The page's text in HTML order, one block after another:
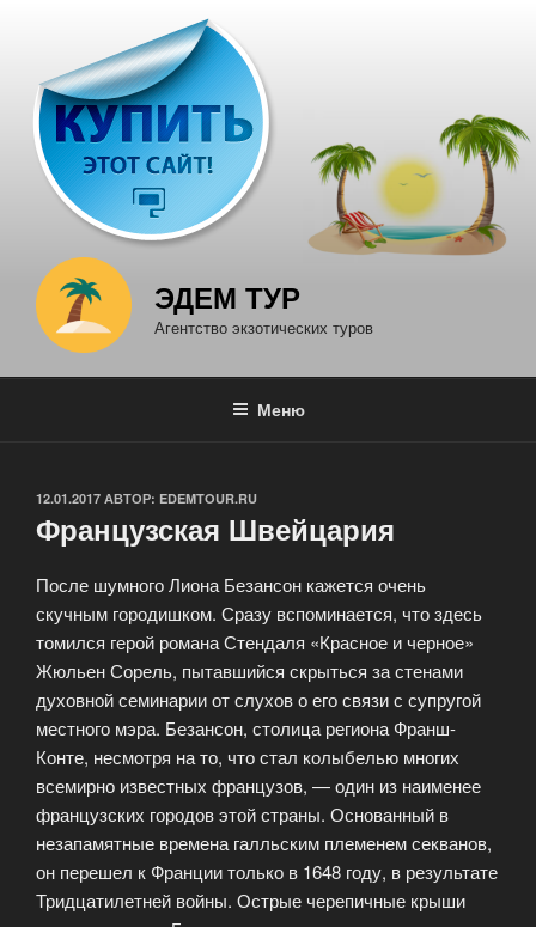
содержимому
ЭДЕМ ТУР
Агентство экзотических туров
Меню
ОПУБЛИКОВАНО
12.01.2017 АВТОР: EDEMTOUR.RU
Французская Швейцария
После шумного Лиона Безансон кажется очень
скучным городишком. Сразу вспоминается, что здесь
томился герой романа Стендаля «Красное и черное»
Жюльен Сорель, пытавшийся скрыться за стенами
духовной семинарии от слухов о его связи с супругой
местного мэра. Безансон, столица региона Франш-
Конте, несмотря на то, что стал колыбелью многих
всемирно известных французов, — один из наименее
французских городов этой страны. Основанный в
незапамятные времена галльским племенем секванов,
он перешел к Франции только в 1648 году, в результате
Тридцатилетней войны. Острые черепичные крыши